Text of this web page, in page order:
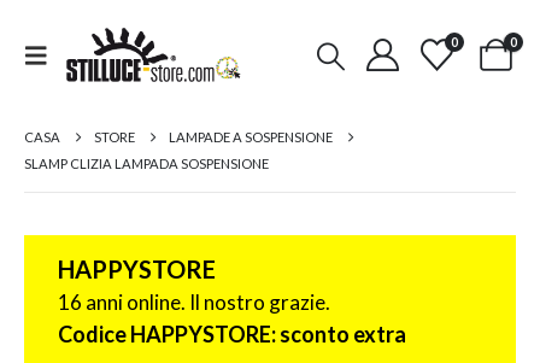
0 0
CASA STORE
LAMPADE A SOSPENSIONE
SLAMP CLIZIA LAMPADA SOSPENSIONE
HAPPYSTORE
16 anni online. Il nostro grazie.
Codice HAPPYSTORE: sconto extra